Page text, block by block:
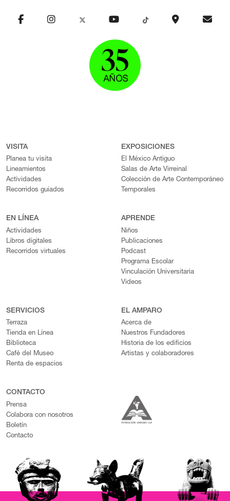
VISITA
Planea tu visita
Lineamientos
Actividades
Recorridos guiados
EXPOSICIONES
El México Antiguo
Salas de Arte Virreinal
Colección de Arte Contemporáneo
Temporales
EN LÍNEA
Actividades
Libros digitales
Recorridos virtuales
APRENDE
Niños
Publicaciones
Podcast
Programa Escolar
Vinculación Universitaria
Videos
SERVICIOS
Terraza
Tienda en Línea
Biblioteca
Café del Museo
Renta de espacios
EL AMPARO
Acerca de
Nuestros Fundadores
Historia de los edificios
Artistas y colaboradores
CONTACTO
Prensa
Colabora con nosotros
Boletín
Contacto